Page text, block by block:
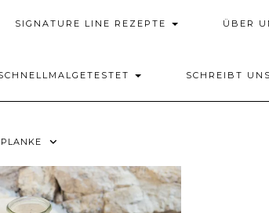
SIGNATURE LINE REZEPTE ÜBER
SCHREIBT UNS